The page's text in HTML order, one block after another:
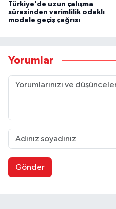
Türkiye'de uzun çalışma
süresinden verimlilik odaklı
modele geçiş çağrısı
Yorumlar
Gönder